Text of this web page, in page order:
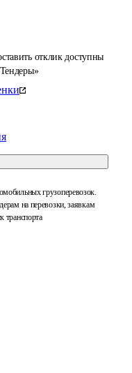
отклик доступны
грузоперевозок.
на перевозки, заявкам
транспорта